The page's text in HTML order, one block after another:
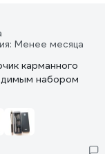
Менее месяца
карманного
набором